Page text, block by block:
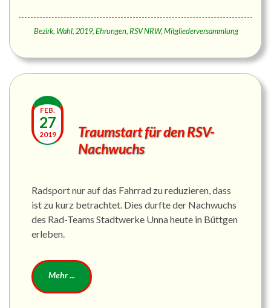
Bezirk,Wahl, 2019,Ehrungen,RSV NRW,Mitgliederversammlung
FEB.
27
2019
Traumstart für den RSV-
Nachwuchs
Radsport nur auf das Fahrrad zu reduzieren, dass
ist zu kurz betrachtet. Dies durfte der Nachwuchs
des Rad-Teams Stadtwerke Unna heute in Büttgen
erleben.